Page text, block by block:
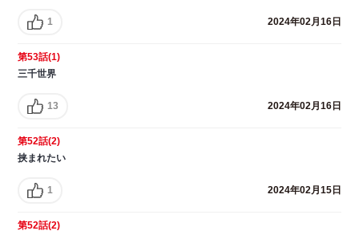
1 2024年02月16日
第53話(1)
三千世界
13 2024年02月16日
第52話(2)
挟まれたい
1 2024年02月15日
第52話(2)